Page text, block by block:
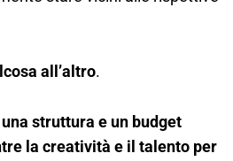
all’altro.
struttura e un budget
la creatività e il talento per